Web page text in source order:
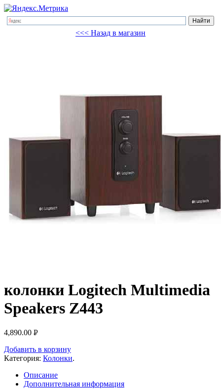
<<< Назад в магазин
колонки Logitech Multimedia
Speakers Z443
4,890.00 Р
Добавить в корзину
Категория: Колонки.
Описание
Дополнительная информация